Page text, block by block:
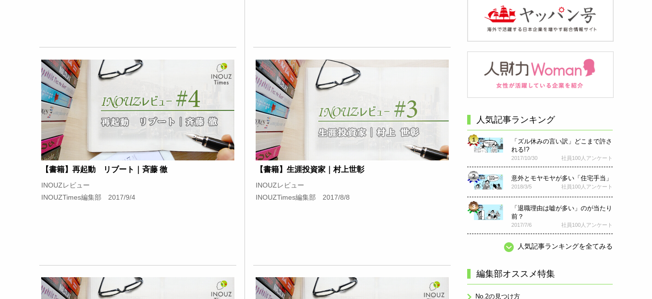
【書籍】再起動 リブート｜斉藤 徹
INOUZレビュー
INOUZTimes編集部 2017/9/4
【書籍】生涯投資家｜村上世彰
INOUZレビュー
INOUZTimes編集部 2017/8/8
人気記事ランキング
「ズル休みの言い訳」どこまで許さ
れる!?
2017/10/30 社員100人アンケート
意外とモヤモヤが多い「住宅手当」
2018/3/5 社員100人アンケート
「退職理由は嘘が多い」のが当たり
前？
2017/7/6 社員100人アンケート
人気記事ランキングを全てみる
編集部オススメ特集
No.2の見つけ方